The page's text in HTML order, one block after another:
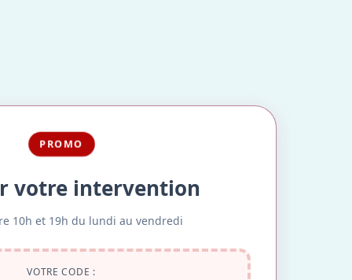
PROMO
votre intervention
10h et 19h du lundi au vendredi
VOTRE CODE :